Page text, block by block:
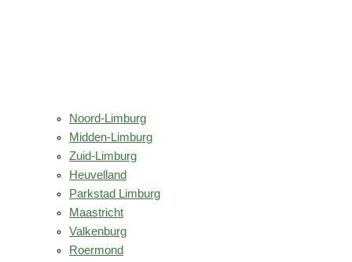
Noord-Limburg
Midden-Limburg
Zuid-Limburg
Heuvelland
Parkstad Limburg
Maastricht
Valkenburg
Roermond